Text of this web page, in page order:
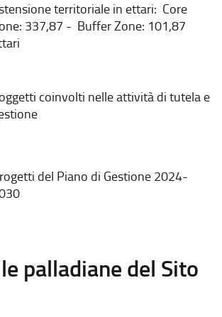
territoriale in ettari: Core
337,87 - Buffer Zone: 101,87
coinvolti nelle attività di tutela e
del Piano di Gestione 2024-
palladiane del Sito